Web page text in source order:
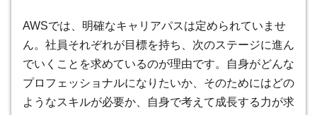
AWSでは、明確なキャリアパスは定められていませ
ん。社員それぞれが目標を持ち、次のステージに進ん
でいくことを求めているのが理由です。自身がどんな
プロフェッショナルになりたいか、そのためにはどの
ようなスキルが必要か、自身で考えて成長する力が求